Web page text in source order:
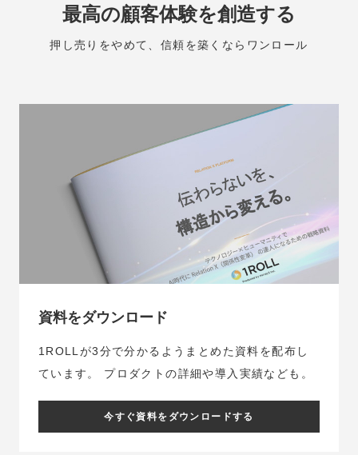
最高の顧客体験を創造する
押し売りをやめて、信頼を築くならワンロール
資料をダウンロード
1ROLLが3分で分かるようまとめた資料を配布し
ています。
プロダクトの詳細や導入実績なども。
今すぐ資料をダウンロードする